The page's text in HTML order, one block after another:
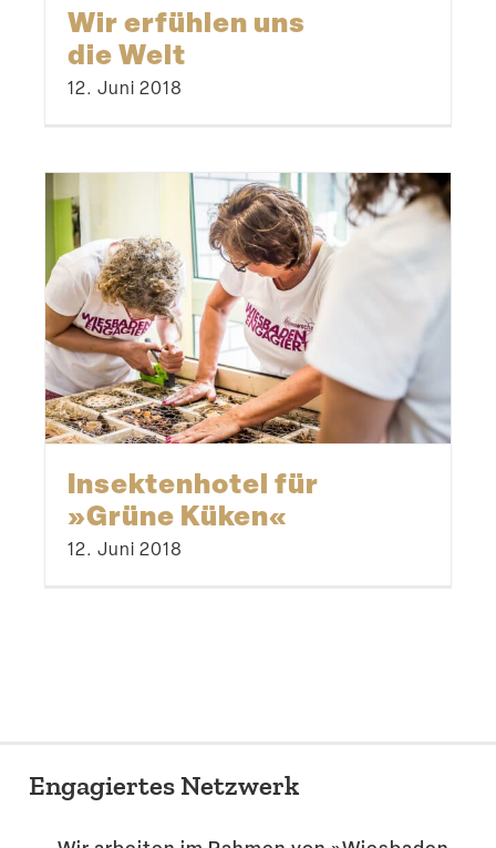
Wir erfühlen uns
die Welt
12. Juni 2018
Insek­ten­hotel für
»Grüne Küken«
12. Juni 2018
Engagiertes Netzwerk